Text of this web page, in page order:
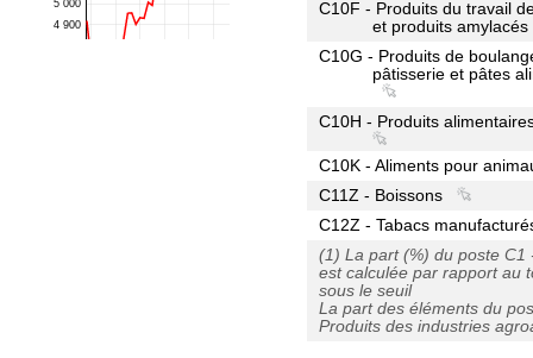
C10F - Produits du travail
et produits amylacés
C10G - Produits de
pâtisserie et pâtes
C10H - Produits
C10K - Aliments pour
C11Z - Boissons
C12Z - Tabacs
(1) La part (%) du poste C1
est calculée par rapport au
sous le seuil
La part des éléments du
Produits des industries